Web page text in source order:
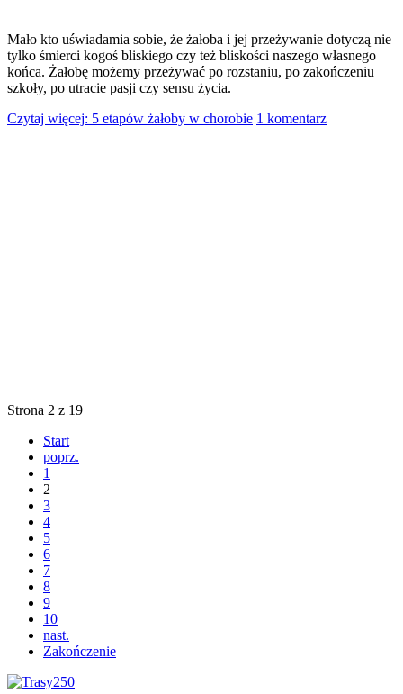
Mało kto uświadamia sobie, że żałoba i jej przeżywanie dotyczą nie
tylko śmierci kogoś bliskiego czy też bliskości naszego własnego
końca. Żałobę możemy przeżywać po rozstaniu, po zakończeniu
szkoły, po utracie pasji czy sensu życia.
Czytaj więcej: 5 etapów żałoby w chorobie 1 komentarz
Strona 2 z 19
Start
poprz.
1
2
3
4
5
6
7
8
9
10
nast.
Zakończenie